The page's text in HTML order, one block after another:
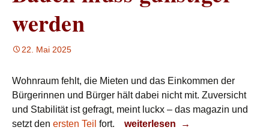
werden
22. Mai 2025
Wohnraum fehlt, die Mieten und das Einkommen der
Bürgerinnen und Bürger hält dabei nicht mit. Zuversicht
und Stabilität ist gefragt, meint luckx – das magazin und
setzt den ersten Teil fort. Bauen muss günstiger werden
weiterlesen →